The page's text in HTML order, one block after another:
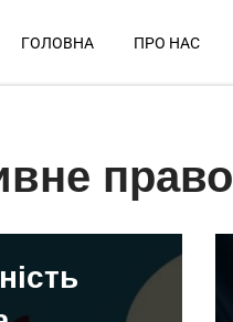
ГОЛОВНА ПРО НАС
право